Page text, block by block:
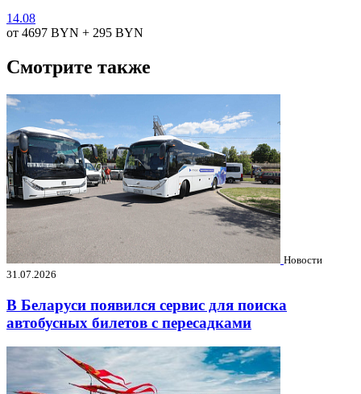
14.08
от 4697 BYN + 295 BYN
Смотрите также
Новости
31.07.2026
В Беларуси появился сервис для поиска
автобусных билетов с пересадками